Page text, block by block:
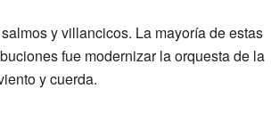
y villancicos. La mayoría de estas
fue modernizar la orquesta de la
y cuerda.